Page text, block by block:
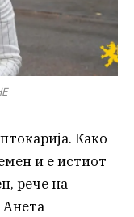
Како
и е истиот
рече на
Анета